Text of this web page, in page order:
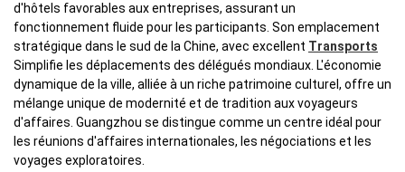
d'hôtels favorables aux entreprises, assurant un
fonctionnement fluide pour les participants. Son emplacement
stratégique dans le sud de la Chine, avec excellent Transports
Simplifie les déplacements des délégués mondiaux. L'économie
dynamique de la ville, alliée à un riche patrimoine culturel, offre un
mélange unique de modernité et de tradition aux voyageurs
d'affaires. Guangzhou se distingue comme un centre idéal pour
les réunions d'affaires internationales, les négociations et les
voyages exploratoires.